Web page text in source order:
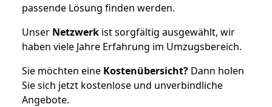
passende Lösung finden werden.
Unser Netzwerk ist sorgfältig ausgewählt, wir
haben viele Jahre Erfahrung im Umzugsbereich.
Sie möchten eine Kostenübersicht? Dann holen
Sie sich jetzt kostenlose und unverbindliche
Angebote.